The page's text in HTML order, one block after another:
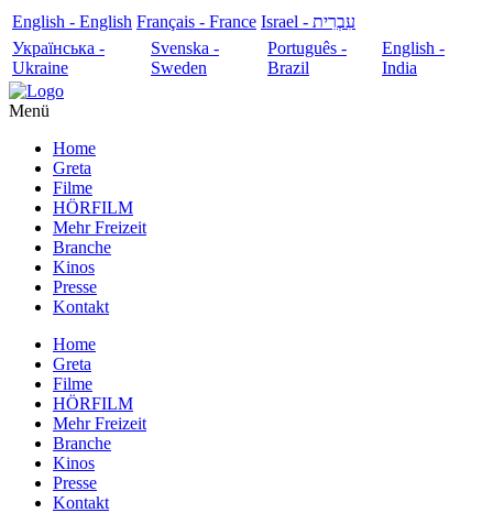
English - English Français - France
עִבְרִית - Israel
Українська -
Ukraine
Svenska -
Sweden
Português -
Brazil
English -
India
Menü
Home
Greta
Filme
HÖRFILM
Mehr Freizeit
Branche
Kinos
Presse
Kontakt
Home
Greta
Filme
HÖRFILM
Mehr Freizeit
Branche
Kinos
Presse
Kontakt